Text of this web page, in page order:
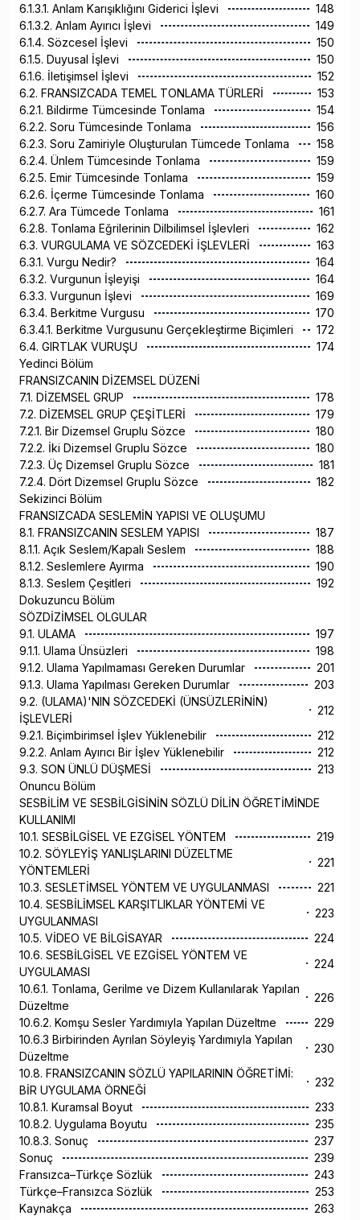
6.1.3.1. Anlam Karışıklığını Giderici İşlevi
148
6.1.3.2. Anlam Ayırıcı İşlevi
149
6.1.4. Sözcesel İşlevi
150
6.1.5. Duyusal İşlevi
150
6.1.6. İletişimsel İşlevi
152
6.2. FRANSIZCADA TEMEL TONLAMA TÜRLERİ
153
6.2.1. Bildirme Tümcesinde Tonlama
154
6.2.2. Soru Tümcesinde Tonlama
156
6.2.3. Soru Zamiriyle Oluşturulan Tümcede Tonlama
158
6.2.4. Ünlem Tümcesinde Tonlama
159
6.2.5. Emir Tümcesinde Tonlama
159
6.2.6. İçerme Tümcesinde Tonlama
160
6.2.7. Ara Tümcede Tonlama
161
6.2.8. Tonlama Eğrilerinin Dilbilimsel İşlevleri
162
6.3. VURGULAMA VE SÖZCEDEKİ İŞLEVLERİ
163
6.3.1. Vurgu Nedir?
164
6.3.2. Vurgunun İşleyişi
164
6.3.3. Vurgunun İşlevi
169
6.3.4. Berkitme Vurgusu
170
6.3.4.1. Berkitme Vurgusunu Gerçekleştirme Biçimleri
172
6.4. GIRTLAK VURUŞU
174
Yedinci Bölüm
FRANSIZCANIN DİZEMSEL DÜZENİ
7.1. DİZEMSEL GRUP
178
7.2. DİZEMSEL GRUP ÇEŞİTLERİ
179
7.2.1. Bir Dizemsel Gruplu Sözce
180
7.2.2. İki Dizemsel Gruplu Sözce
180
7.2.3. Üç Dizemsel Gruplu Sözce
181
7.2.4. Dört Dizemsel Gruplu Sözce
182
Sekizinci Bölüm
FRANSIZCADA SESLEMİN YAPISI VE OLUŞUMU
8.1. FRANSIZCANIN SESLEM YAPISI
187
8.1.1. Açık Seslem/Kapalı Seslem
188
8.1.2. Seslemlere Ayırma
190
8.1.3. Seslem Çeşitleri
192
Dokuzuncu Bölüm
SÖZDİZİMSEL OLGULAR
9.1. ULAMA
197
9.1.1. Ulama Ünsüzleri
198
9.1.2. Ulama Yapılmaması Gereken Durumlar
201
9.1.3. Ulama Yapılması Gereken Durumlar
203
9.2. (ULAMA)'NIN SÖZCEDEKİ (ÜNSÜZLERİNİN)
İŞLEVLERİ
212
9.2.1. Biçimbirimsel İşlev Yüklenebilir
212
9.2.2. Anlam Ayırıcı Bir İşlev Yüklenebilir
212
9.3. SON ÜNLÜ DÜŞMESİ
213
Onuncu Bölüm
SESBİLİM VE SESBİLGİSİNİN SÖZLÜ DİLİN ÖĞRETİMİNDE
KULLANIMI
10.1. SESBİLGİSEL VE EZGİSEL YÖNTEM
219
10.2. SÖYLEYİŞ YANLIŞLARINI DÜZELTME
YÖNTEMLERİ
221
10.3. SESLETİMSEL YÖNTEM VE UYGULANMASI
221
10.4. SESBİLİMSEL KARŞITLIKLAR YÖNTEMİ VE
UYGULANMASI
223
10.5. VİDEO VE BİLGİSAYAR
224
10.6. SESBİLGİSEL VE EZGİSEL YÖNTEM VE
UYGULAMASI
224
10.6.1. Tonlama, Gerilme ve Dizem Kullanılarak Yapılan
Düzeltme
226
10.6.2. Komşu Sesler Yardımıyla Yapılan Düzeltme
229
10.6.3 Birbirinden Ayrılan Söyleyiş Yardımıyla Yapılan
Düzeltme
230
10.8. FRANSIZCANIN SÖZLÜ YAPILARININ ÖĞRETİMİ:
BİR UYGULAMA ÖRNEĞİ
232
10.8.1. Kuramsal Boyut
233
10.8.2. Uygulama Boyutu
235
10.8.3. Sonuç
237
Sonuç
239
Fransızca–Türkçe Sözlük
243
Türkçe–Fransızca Sözlük
253
Kaynakça
263